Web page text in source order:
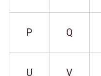
P Q
U V